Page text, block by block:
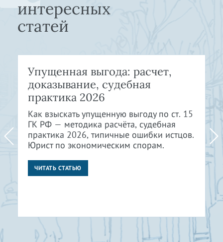
интересных
статей
Упущенная выгода: расчет,
доказывание, судебная
практика 2026
Как взыскать упущенную выгоду по ст. 15
ГК РФ — методика расчёта, судебная
практика 2026, типичные ошибки истцов.
Юрист по экономическим спорам.
ЧИТАТЬ СТАТЬЮ